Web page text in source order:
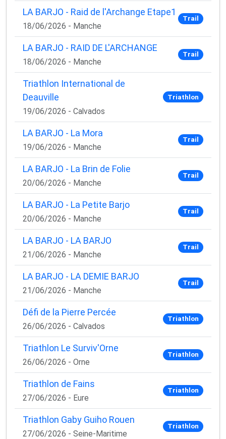
LA BARJO - Raid de l'Archange Etape1
18/06/2026 - Manche
Trail
LA BARJO - RAID DE L'ARCHANGE
18/06/2026 - Manche
Trail
Triathlon International de
Deauville
19/06/2026 - Calvados
Triathlon
LA BARJO - La Mora
19/06/2026 - Manche
Trail
LA BARJO - La Brin de Folie
20/06/2026 - Manche
Trail
LA BARJO - La Petite Barjo
20/06/2026 - Manche
Trail
LA BARJO - LA BARJO
21/06/2026 - Manche
Trail
LA BARJO - LA DEMIE BARJO
21/06/2026 - Manche
Trail
Défi de la Pierre Percée
26/06/2026 - Calvados
Triathlon
Triathlon Le Surviv'Orne
26/06/2026 - Orne
Triathlon
Triathlon de Fains
27/06/2026 - Eure
Triathlon
Triathlon Gaby Guiho Rouen
27/06/2026 - Seine-Maritime
Triathlon